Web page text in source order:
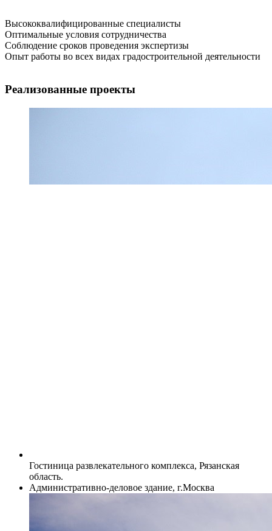
Высококвалифицированные специалисты
Оптимальные условия сотрудничества
Соблюдение сроков проведения экспертизы
Опыт работы во всех видах градостроительной деятельности
Реализованные проекты
Гостиница развлекательного комплекса, Рязанская
область.
Административно-деловое здание, г.Москва